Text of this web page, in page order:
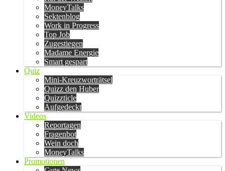
MoneyTalks
Sektenblog
Work in Progress
Top Job
Zugestiegen
Madame Energie
Smart gespart
Quiz
Mini-Kreuzworträtsel
Quizz den Huber
Quizzticle
Aufgedeckt
Videos
Reportagen
Fragenbot
Wein doch
MoneyTalks
Promotionen